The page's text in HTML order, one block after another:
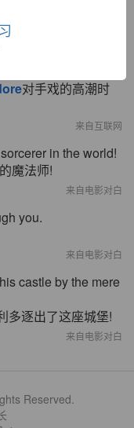
the climactic
对手戏的高潮时
来自互联网
in the world!
魔法师!
来自电影对白
you.
来自电影对白
castle by the mere
多逐出了这座城堡!
来自电影对白
Reserved.